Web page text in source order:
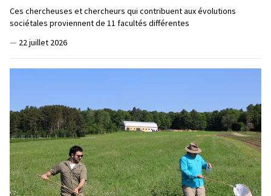
Ces chercheuses et chercheurs qui contribuent aux évolutions
sociétales proviennent de 11 facultés différentes
— 22 juillet 2026